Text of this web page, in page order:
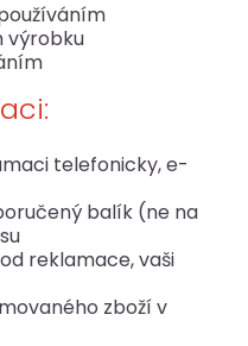
výrobku
telefonicky, e-
balík (ne na
reklamace, vaši
zboží v